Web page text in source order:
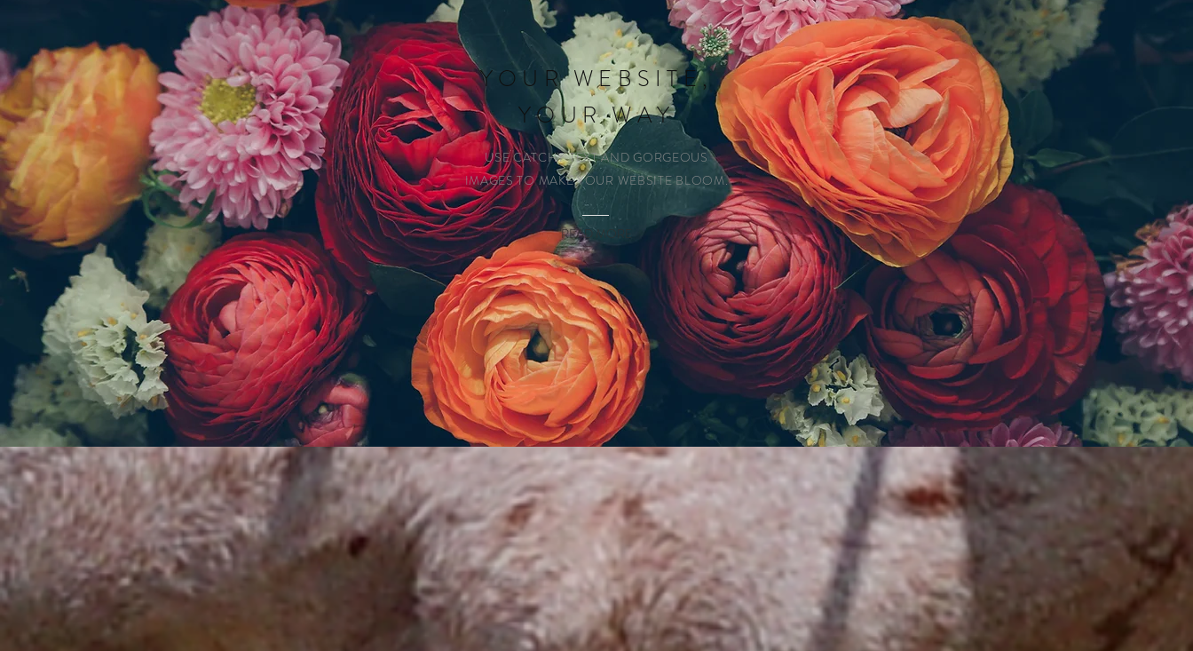
YOUR WEBSITE,
YOUR WAY
USE CATCHY TEXT AND GORGEOUS
IMAGES TO MAKE YOUR WEBSITE BLOOM.
READ MORE